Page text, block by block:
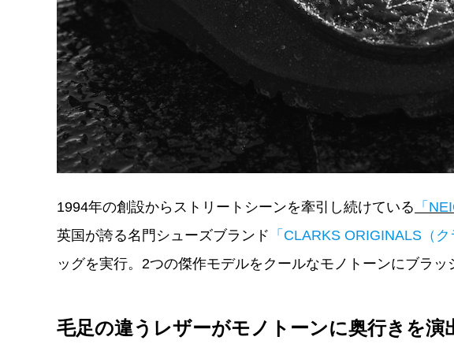
1994年の創設からストリートシーンを牽引し続けている 「
英国が誇る名門シューズブランド 「CLARKS ORIGINALS（
ッグを実行。2つの傑作モデルをクールなモノトーンにブラッ
毛足の違うレザーがモノトーンに奥行きを演